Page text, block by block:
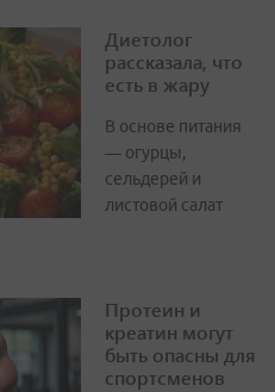
Диетолог
рассказала, что
есть в жару
В основе питания
— огурцы,
сельдерей и
листовой салат
Протеин и
креатин могут
быть опасны для
спортсменов